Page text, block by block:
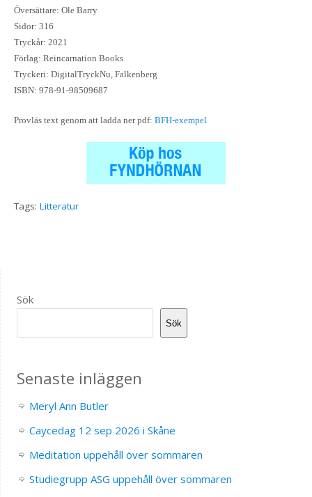
Översättare: Ole Barry
Sidor: 316
Tryckår: 2021
Förlag: Reincarnation Books
Tryckeri: DigitalTryckNu, Falkenberg
ISBN: 978-91-98509687
Provläs text genom att ladda ner pdf:BFH-exempel
Tags:Litteratur
Sök
Sök
Senaste inläggen
Meryl Ann Butler
Caycedag 12 sep 2026 i Skåne
Meditation uppehåll över sommaren
Studiegrupp ASG uppehåll över sommaren